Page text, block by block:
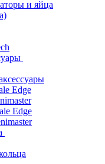
и яйца
Edge
Edge